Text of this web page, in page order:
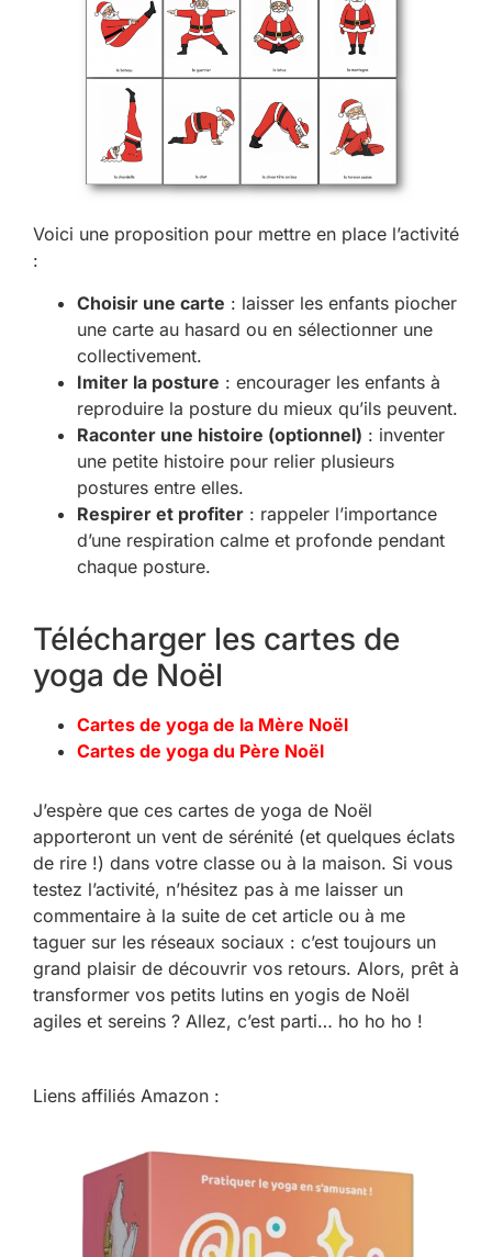
Voici une proposition pour mettre en place l’activité
:
Choisir une carte : laisser les enfants piocher
une carte au hasard ou en sélectionner une
collectivement.
Imiter la posture : encourager les enfants à
reproduire la posture du mieux qu’ils peuvent.
Raconter une histoire (optionnel) : inventer
une petite histoire pour relier plusieurs
postures entre elles.
Respirer et profiter : rappeler l’importance
d’une respiration calme et profonde pendant
chaque posture.
Télécharger les cartes de
yoga de Noël
Cartes de yoga de la Mère Noël
Cartes de yoga du Père Noël
J’espère que ces cartes de yoga de Noël
apporteront un vent de sérénité (et quelques éclats
de rire !) dans votre classe ou à la maison. Si vous
testez l’activité, n’hésitez pas à me laisser un
commentaire à la suite de cet article ou à me
taguer sur les réseaux sociaux : c’est toujours un
grand plaisir de découvrir vos retours. Alors, prêt à
transformer vos petits lutins en yogis de Noël
agiles et sereins ? Allez, c’est parti… ho ho ho !
Liens affiliés Amazon :